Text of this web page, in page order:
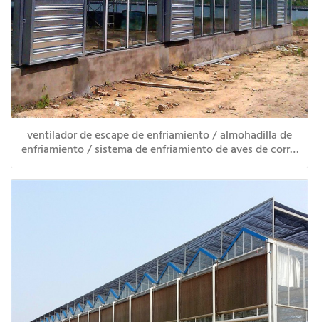
ventilador de escape de enfriamiento / almohadilla de
enfriamiento / sistema de enfriamiento de aves de corral
de invernadero